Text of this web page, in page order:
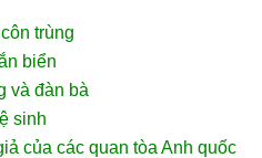
trùng
biển
và đàn bà
sinh
của các quan tòa Anh quốc